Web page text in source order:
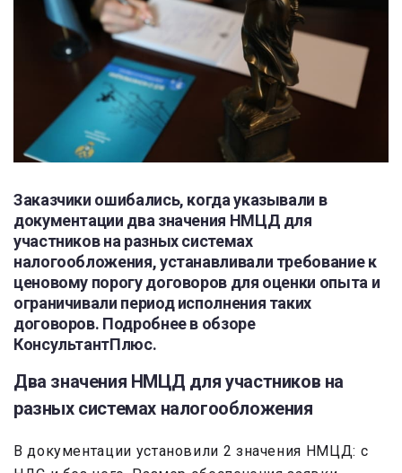
Заказчики ошибались, когда указывали в
документации два значения НМЦД для
участников на разных системах
налогообложения, устанавливали требование к
ценовому порогу договоров для оценки опыта и
ограничивали период исполнения таких
договоров. Подробнее в обзоре
КонсультантПлюс.
Два значения НМЦД для участников на
разных системах налогообложения
В документации установили 2 значения НМЦД: с